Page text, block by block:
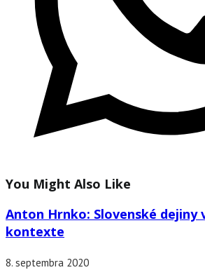
You Might Also Like
Anton Hrnko: Slovenské dejiny
kontexte
8. septembra 2020